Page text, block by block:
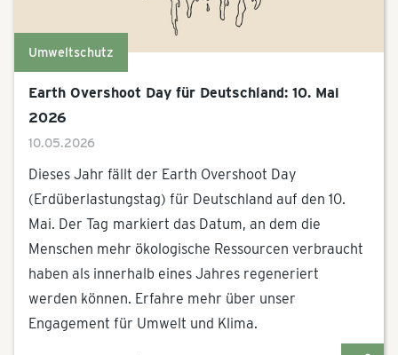
Umweltschutz
Earth Overshoot Day für Deutschland: 10. Mai
2026
10.05.2026
Dieses Jahr fällt der Earth Overshoot Day
(Erdüberlastungstag) für Deutschland auf den 10.
Mai. Der Tag markiert das Datum, an dem die
Menschen mehr ökologische Ressourcen verbraucht
haben als innerhalb eines Jahres regeneriert
werden können. Erfahre mehr über unser
Engagement für Umwelt und Klima.